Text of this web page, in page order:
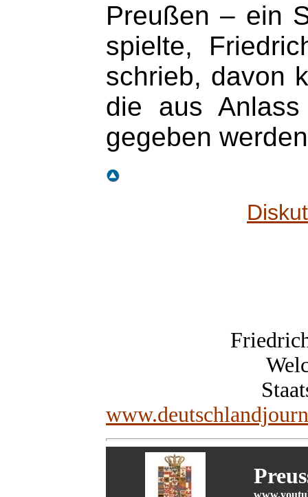
Preußen – ein
spielte,
schrieb, davon
die aus
gegeben